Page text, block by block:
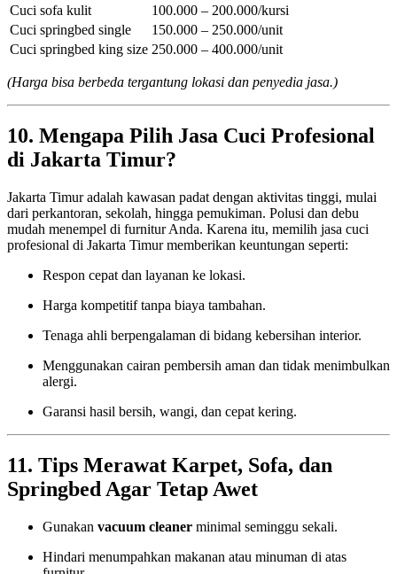
Cuci sofa kulit
100.000 – 200.000/kursi
Cuci springbed single
150.000 – 250.000/unit
Cuci springbed king size 250.000 – 400.000/unit
(Harga bisa berbeda tergantung lokasi dan penyedia jasa.)
10. Mengapa Pilih Jasa Cuci Profesional
di Jakarta Timur?
Jakarta Timur adalah kawasan padat dengan aktivitas tinggi, mulai
dari perkantoran, sekolah, hingga pemukiman. Polusi dan debu
mudah menempel di furnitur Anda. Karena itu, memilih jasa cuci
profesional di Jakarta Timur memberikan keuntungan seperti:
Respon cepat dan layanan ke lokasi.
Harga kompetitif tanpa biaya tambahan.
Tenaga ahli berpengalaman di bidang kebersihan interior.
Menggunakan cairan pembersih aman dan tidak menimbulkan
alergi.
Garansi hasil bersih, wangi, dan cepat kering.
11. Tips Merawat Karpet, Sofa, dan
Springbed Agar Tetap Awet
Gunakan vacuum cleaner minimal seminggu sekali.
Hindari menumpahkan makanan atau minuman di atas